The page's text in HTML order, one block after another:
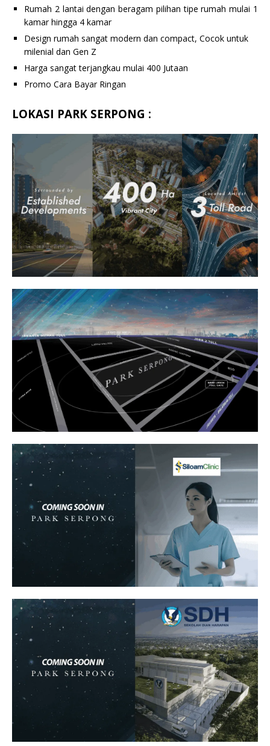
Rumah 2 lantai dengan beragam pilihan tipe rumah mulai 1
kamar hingga 4 kamar
Design rumah sangat modern dan compact, Cocok untuk
milenial dan Gen Z
Harga sangat terjangkau mulai 400 Jutaan
Promo Cara Bayar Ringan
LOKASI PARK SERPONG :